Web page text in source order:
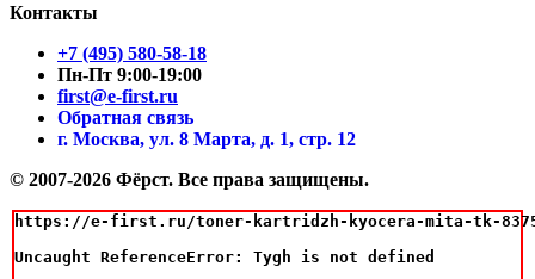
Контакты
+7 (495) 580-58-18
Пн-Пт 9:00-19:00
first@e-first.ru
Обратная связь
г. Москва, ул. 8 Марта, д. 1, стр. 12
© 2007-2026 Фёрст. Все права защищены.
https://e-first.ru/toner-kartridzh-kyocera-mita-tk-
Uncaught ReferenceError: Tygh is not defined